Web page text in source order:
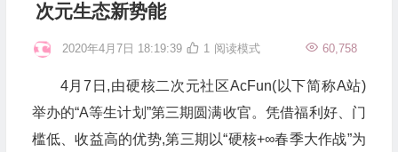
次元生态新势能
2020年4月7日 18:19:39 60,758
1 阅读模式
4月7日,由硬核二次元社区AcFun(以下简称A站)
举办的“A等生计划”第三期圆满收官。凭借福利好、门
槛低、收益高的优势,第三期以“硬核+∞春季大作战”为